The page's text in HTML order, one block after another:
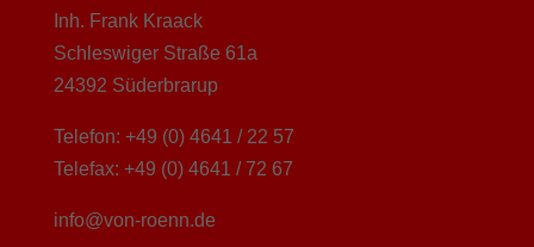
Inh. Frank Kraack
Schleswiger Straße 61a
24392 Süderbrarup
Telefon: +49 (0) 4641 / 22 57
Telefax: +49 (0) 4641 / 72 67
info@von-roenn.de